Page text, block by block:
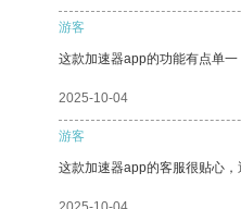
游客
这款加速器app的功能有点单
2025-10-04
游客
这款加速器app的客服很贴心，